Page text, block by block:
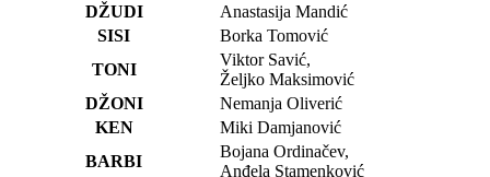
DŽUDI
Anastasija Mandić
SISI
Borka Tomović
TONI
Viktor Savić,
Željko Maksimović
DŽONI
Nemanja Oliverić
KEN
Miki Damjanović
BARBI
Bojana Ordinačev,
Anđela Stamenković